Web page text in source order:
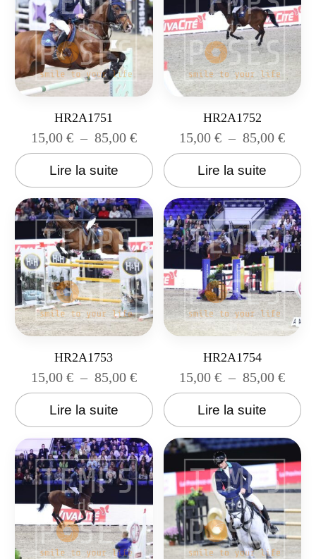
HR2A1751
15,00 € – 85,00 €
Lire la suite
HR2A1752
15,00€ – 85,00€
Lire la suite
HR2A1753
15,00 € – 85,00 €
Lire la suite
HR2A1754
15,00€ – 85,00€
Lire la suite